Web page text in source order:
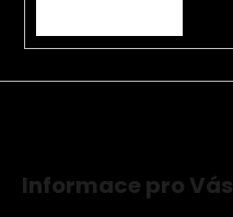
Informace pro Vás